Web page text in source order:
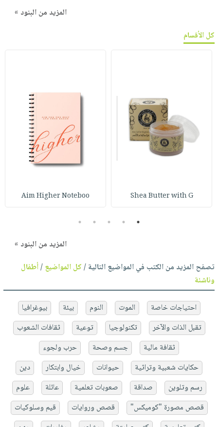
المزيد من البنود »
كل الأقسام
Shea Butter with G
Aim Higher Noteboo
1
2
3
4
5
المزيد من البنود »
تصفح المزيد من الكتب في المواضيع التالية /كل المواضيع/أطفال
وناشئة
احتياجات خاصة الموت النوم بيئة
بيوغرافيا
تقبل الذات والآخر
تكنولوجيا توعية
ثقافات الشعوب
ثقافة مالية
جسم وصحة
حرب ولجوء
حكايات شعبية وتراثية
حيوانات خيال وابتكار
دين
رسم وتلوين
صداقة صعوبات تعلمية عائلة
علوم
قصص مصورة "كوميكس"
قصص وروايات
قيم وسلوكيات